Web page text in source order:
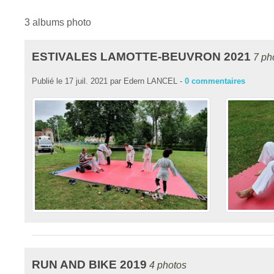
3 albums photo
ESTIVALES LAMOTTE-BEUVRON 2021 7
Publié le 17 juil. 2021 par Edern LANCEL - 0 commentaires
RUN AND BIKE 2019 4 photos